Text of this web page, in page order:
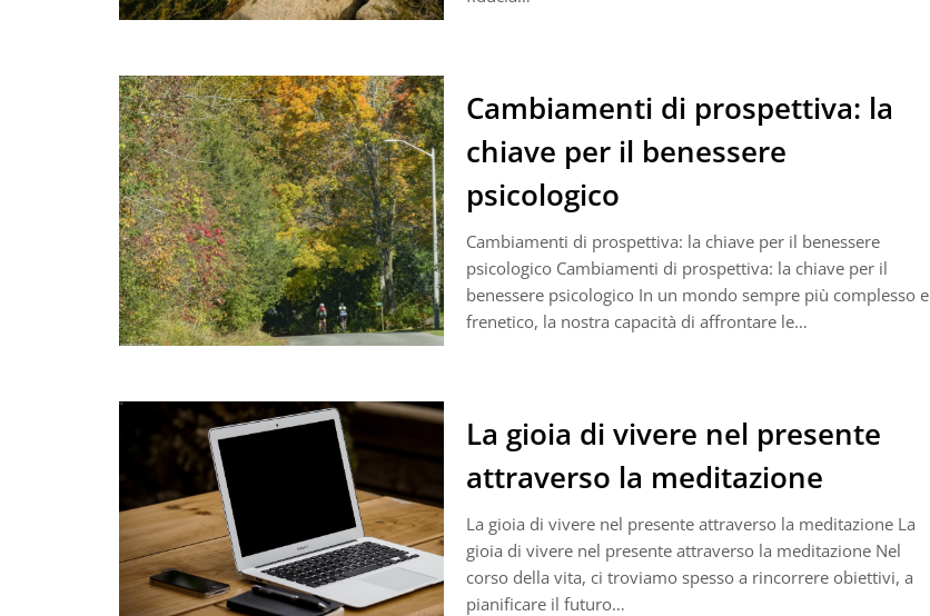
Cambiamenti di prospettiva: la
chiave per il benessere
psicologico
Cambiamenti di prospettiva: la chiave per il benessere
psicologico Cambiamenti di prospettiva: la chiave per il
benessere psicologico In un mondo sempre più complesso e
frenetico, la nostra capacità di affrontare le…
La gioia di vivere nel presente
attraverso la meditazione
La gioia di vivere nel presente attraverso la meditazione La
gioia di vivere nel presente attraverso la meditazione Nel
corso della vita, ci troviamo spesso a rincorrere obiettivi, a
pianificare il futuro…